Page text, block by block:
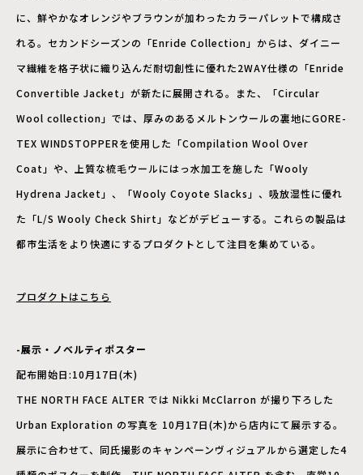
に、鮮やかなオレンジやブラウンが加わったカラーパレットで構成さ
れる。セカンドシーズンの「Enride Collection」からは、ダイニー
マ繊維を格子状に織り込んだ耐切創性に優れた2WAY仕様の「Enride
Convertible Jacket」が新たに展開される。また、「Circular
Wool collection」では、厚みのあるメルトンウールの裏地にGORE-
TEX WINDSTOPPERを使用した「Compilation Wool Over
Coat」や、上質な梳毛ウールにはっ水加工を施した「Wooly
Hydrena Jacket」、「Wooly Coyote Slacks」、吸放湿性に優れ
た「L/S Wooly Check Shirt」などがデビューする。これらの製品は
都市生活をより快適にするプロダクトとして注目を集めている。
プロダクトはこちら
-展示・ノベルティポスター
配布開始日:10月17日(木)
THE NORTH FACE ALTER では Nikki McClarron が撮り下ろした
Urban Exploration の写真を 10月17日(木)から店内にて展示する。
展示に合わせて、同氏撮影のキャンペーンヴィジュアルから選定した4